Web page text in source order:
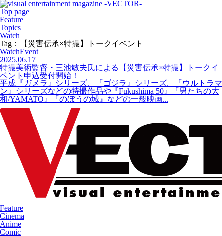
Top page
Feature
Topics
Watch
Tag：【災害伝承×特撮】トークイベント
WatchEvent
2025.06.17
特撮美術監督・三池敏夫氏による【災害伝承×特撮】トークイ
ベント申込受付開始！
平成『ガメラ』シリーズ、『ゴジラ』シリーズ、『ウルトラマ
ン』シリーズなどの特撮作品や『Fukushima 50』『男たちの大
和/YAMATO』『のぼうの城』などの一般映画...
Feature
Cinema
Anime
Comic